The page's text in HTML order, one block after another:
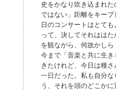
史をかなり吹き込まれ
ではない」距離をキープ
日のコンサートはとて
って、決してそれはは
を観ながら、何故かし
今まで「音楽と共に生
きたけれど、今日は種
一日だった。私も自分
う、それを頭のどこか